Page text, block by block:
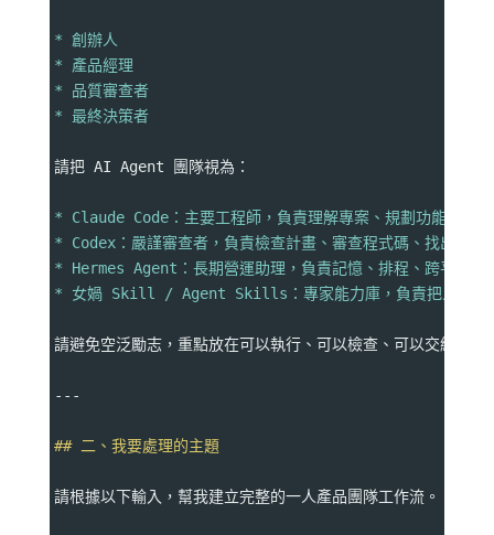
* 創辦人
* 產品經理
* 品質審查者
* 最終決策者
請把 AI Agent 團隊視為：
* Claude Code：主要工程師，負責理解專案、規劃功能、寫
* Codex：嚴謹審查者，負責檢查計畫、審查程式碼、找出邏輯
* Hermes Agent：長期營運助理，負責記憶、排程、跨平台提
* 女媧 Skill / Agent Skills：專家能力庫，負責把人物思維
請避免空泛勵志，重點放在可以執行、可以檢查、可以交給
---
## 二、我要處理的主題
請根據以下輸入，幫我建立完整的一人產品團隊工作流。